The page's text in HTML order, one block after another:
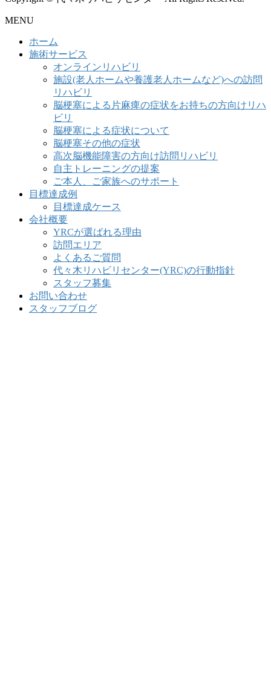
MENU
ホーム
施術サービス
オンラインリハビリ
施設(老人ホームや養護老人ホームなど)への訪問
リハビリ
脳梗塞による片麻痺の症状をお持ちの方向けリハ
ビリ
脳梗塞による症状について
脳梗塞その他の症状
高次脳機能障害の方向け訪問リハビリ
自主トレーニングの提案
ご本人、ご家族へのサポート
目標達成例
目標達成ケース
会社概要
YRCが選ばれる理由
訪問エリア
よくあるご質問
代々木リハビリセンター(YRC)の行動指針
スタッフ募集
お問い合わせ
スタッフブログ